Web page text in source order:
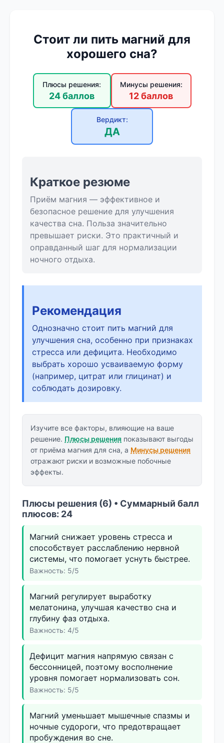
Стоит ли пить магний для
хорошего сна?
Плюсы решения:
24 баллов
Минусы решения:
12 баллов
Вердикт:
ДА
Краткое резюме
Приём магния — эффективное и
безопасное решение для улучшения
качества сна. Польза значительно
превышает риски. Это практичный и
оправданный шаг для нормализации
ночного отдыха.
Рекомендация
Однозначно стоит пить магний для
улучшения сна, особенно при признаках
стресса или дефицита. Необходимо
выбрать хорошо усваиваемую форму
(например, цитрат или глицинат) и
соблюдать дозировку.
Изучите все факторы, влияющие на ваше
решение. Плюсы решения показывают выгоды
от приёма магния для сна, а Минусы решения
отражают риски и возможные побочные
эффекты.
Плюсы решения (6) • Суммарный балл
плюсов: 24
Магний снижает уровень стресса и
способствует расслаблению нервной
системы, что помогает уснуть быстрее.
Важность: 5/5
Магний регулирует выработку
мелатонина, улучшая качество сна и
глубину фаз отдыха.
Важность: 4/5
Дефицит магния напрямую связан с
бессонницей, поэтому восполнение
уровня помогает нормализовать сон.
Важность: 5/5
Магний уменьшает мышечные спазмы и
ночные судороги, что предотвращает
пробуждения во сне.